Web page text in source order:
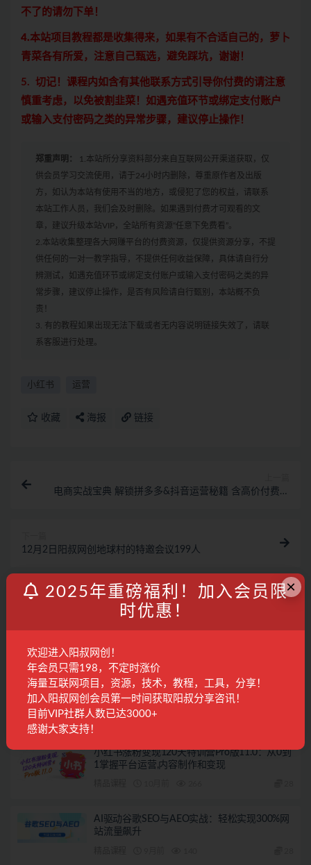
不了的请勿下单！
4.本站项目教程都是收集得来，如果有不合适自己的，萝卜
青菜各有所爱，注意自己甄选，避免踩坑，谢谢！
5. 切记！课程内如含有其他联系方式引导你付费的请注意
慎重考虑，以免被割韭菜！如遇充值环节或绑定支付账户
或输入支付密码之类的异常步骤，建议停止操作！
郑重声明：
1.本站所分享资料部分来自互联网公开渠道获取，仅
供会员学习交流使用，请于24小时内删除，尊重原作者及出版
方，如认为本站有使用不当的地方，或侵犯了您的权益，请联系
本站工作人员，我们会及时删除。如果遇到付费才可观看的文
章，建议升级本站VIP，全站所有资源“任意下免费看”。
2.本站收集整理各大网赚平台的付费资源，仅提供资源分享，不提
供任何的一对一教学指导，不提供任何收益保障，具体请自行分
辨测试，如遇充值环节或绑定支付账户或输入支付密码之类的异
常步骤，建议停止操作，是否有风险请自行甄别，本站概不负
责！
3. 有的教程如果出现无法下载或者无内容说明链接失效了，请联
系客服进行处理。
小红书 运营
收藏 海报 链接
电商实战宝典 解锁拼多多&抖音运营秘籍 含高价付费模
12月2日阳叔网创地球村的特邀会议199人
相关文章
小红书情感店铺第一车【已交付】
阳叔担保
小红书商单第十一车【已交付】
阳叔担保 7月前
小红书涨粉变现120天特训营Pro版11.0：从0到
1掌握平台运营,内容制作和变现
AI驱动谷歌SEO与AEO实战：轻松实现300%网
站流量飙升
×
2025年重磅福利！加入会员限
时优惠！
欢迎进入阳叔网创！
年会员只需198，不定时涨价
海量互联网项目，资源，技术，教程，工具，分享！
加入阳叔网创会员第一时间获取阳叔分享咨讯！
目前VIP社群人数已达3000+
感谢大家支持！